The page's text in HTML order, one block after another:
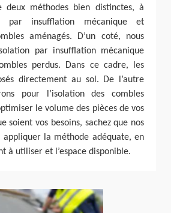
méthodes bien distinctes, à
par insufflation mécanique et
aménagés. D’un coté, nous
par insufflation mécanique
perdus. Dans ce cadre, les
directement au sol. De l’autre
pour l’isolation des combles
le volume des pièces de vos
soient vos besoins, sachez que nos
appliquer la méthode adéquate, en
à utiliser et l’espace disponible.